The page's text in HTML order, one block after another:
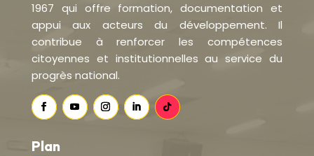
1967 qui offre formation, documentation et
appui aux acteurs du développement. Il
contribue à renforcer les compétences
citoyennes et institutionnelles au service du
progrès national.
Plan